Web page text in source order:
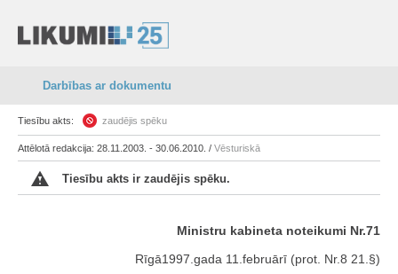
Darbības ar dokumentu
Tiesību akts: zaudējis spēku
Attēlotā redakcija: 28.11.2003. - 30.06.2010. / Vēsturiskā
Tiesību akts ir zaudējis spēku.
Ministru kabineta noteikumi Nr.71
Rīgā1997.gada 11.februārī (prot. Nr.8 21.§)